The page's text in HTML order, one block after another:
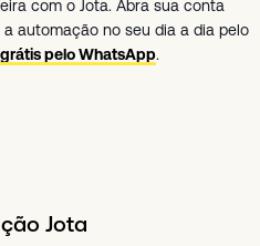
com o Jota. Abra sua conta
automação no seu dia a dia pelo
pelo WhatsApp.
Jota